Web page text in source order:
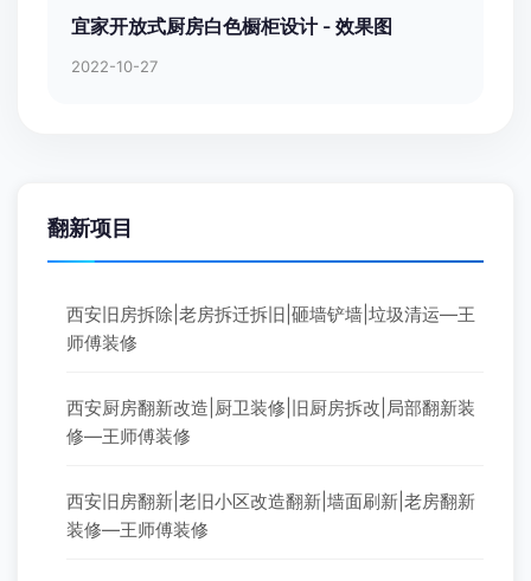
宜家开放式厨房白色橱柜设计 - 效果图
2022-10-27
翻新项目
西安旧房拆除|老房拆迁拆旧|砸墙铲墙|垃圾清运—王
师傅装修
西安厨房翻新改造|厨卫装修|旧厨房拆改|局部翻新装
修—王师傅装修
西安旧房翻新|老旧小区改造翻新|墙面刷新|老房翻新
装修—王师傅装修